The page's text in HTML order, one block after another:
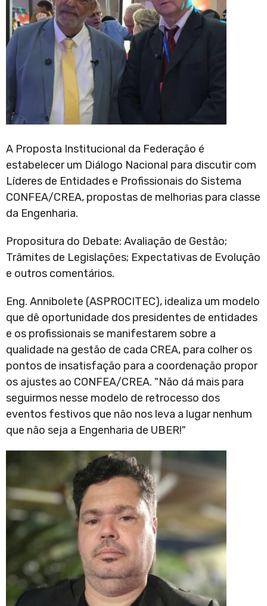
A Proposta Institucional da Federação é
estabelecer um Diálogo Nacional para discutir com
Líderes de Entidades e Profissionais do Sistema
CONFEA/CREA, propostas de melhorias para classe
da Engenharia.
Propositura do Debate: Avaliação de Gestão;
Trâmites de Legislações; Expectativas de Evolução
e outros comentários.
Eng. Annibolete (ASPROCITEC), idealiza um modelo
que dê oportunidade dos presidentes de entidades
e os profissionais se manifestarem sobre a
qualidade na gestão de cada CREA, para colher os
pontos de insatisfação para a coordenação propor
os ajustes ao CONFEA/CREA. "Não dá mais para
seguirmos nesse modelo de retrocesso dos
eventos festivos que não nos leva a lugar nenhum
que não seja a Engenharia de UBER!"